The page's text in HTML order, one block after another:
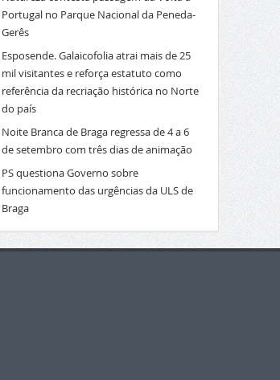
Portugal no Parque Nacional da Peneda-
Gerês
Esposende. Galaicofolia atrai mais de 25
mil visitantes e reforça estatuto como
referência da recriação histórica no Norte
do país
Noite Branca de Braga regressa de 4 a 6
de setembro com três dias de animação
PS questiona Governo sobre
funcionamento das urgências da ULS de
Braga